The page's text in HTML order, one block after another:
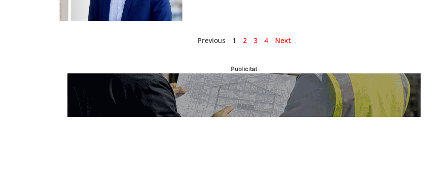
Previous 1 2 3 4 Next
Publicitat